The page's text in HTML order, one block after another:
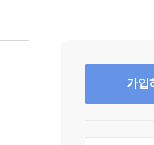
가입